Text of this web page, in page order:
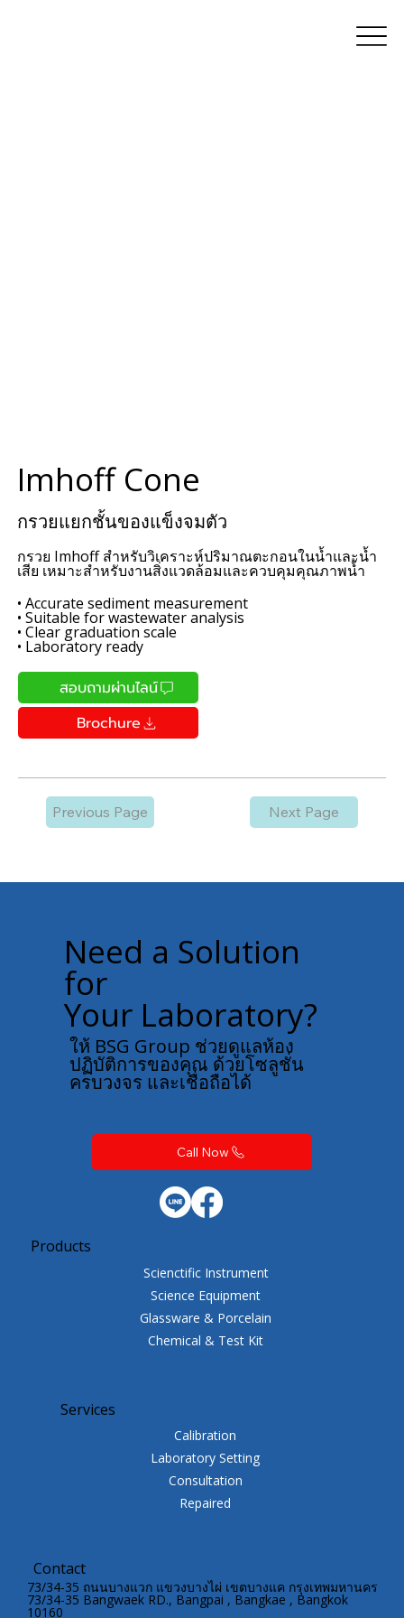
Imhoff Cone
กรวยแยกชั้นของแข็งจมตัว
กรวย Imhoff สำหรับวิเคราะห์ปริมาณตะกอนในน้ำและน้ำ
เสีย เหมาะสำหรับงานสิ่งแวดล้อมและควบคุมคุณภาพน้ำ
• Accurate sediment measurement
• Suitable for wastewater analysis
• Clear graduation scale
• Laboratory ready
สอบถามผ่านไลน์
Brochure
Previous Page Next Page
Need a Solution
for
Your Laboratory?
ให้ BSG Group ช่วยดูแลห้อง
ปฏิบัติการของคุณ ด้วยโซลูชั่น
ครบวงจร และเชื่อถือได้
Call Now
Products
Scienctific Instrument
Science Equipment
Glassware & Porcelain
Chemical & Test Kit
Services
Calibration
Laboratory Setting
Consultation
Repaired
Contact
73/34-35 ถนนบางแวก แขวงบางไผ่ เขตบางแค กรุงเทพมหานคร
73/34-35 Bangwaek RD., Bangpai , Bangkae , Bangkok
10160